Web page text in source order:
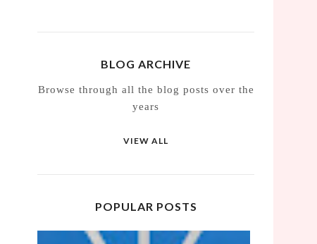
BLOG ARCHIVE
Browse through all the blog posts over the
years
VIEW ALL
POPULAR POSTS